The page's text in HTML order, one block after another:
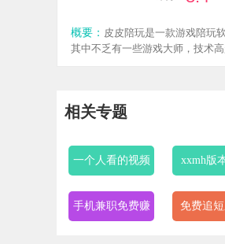
概要： 皮皮陪玩是一款游戏陪玩
其中不乏有一些游戏大师，技术
相关专题
一个人看的视频
全免费app
xxmh版
手机兼职免费赚
免费追短